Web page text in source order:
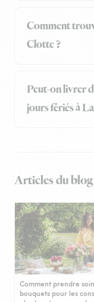
Comment
Clotte ?
Peut-on livrer
jours fériés à
Articles du
Comment prendre
bouquets pour les